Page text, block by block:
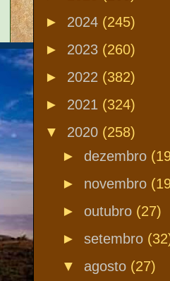
► 2024 (245)
► 2023 (260)
► 2022 (382)
► 2021 (324)
▼ 2020 (258)
► dezembro
► novembro
► outubro (27)
► setembro
▼ agosto (27)